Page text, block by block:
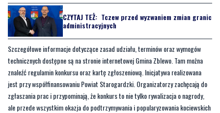
CZYTAJ TEŻ: Tczew przed wyzwaniem zmian granic
administracyjnych
Szczegółowe informacje dotyczące zasad udziału, terminów oraz wymogów
technicznych dostępne są na stronie internetowej Gmina Zblewo. Tam można
znaleźć regulamin konkursu oraz kartę zgłoszeniową. Inicjatywa realizowana
jest przy współfinansowaniu Powiat Starogardzki. Organizatorzy zachęcają do
zgłaszania prac i przypominają, że konkurs to nie tylko rywalizacja o nagrody,
ale przede wszystkim okazja do podtrzymywania i popularyzowania kociewskich